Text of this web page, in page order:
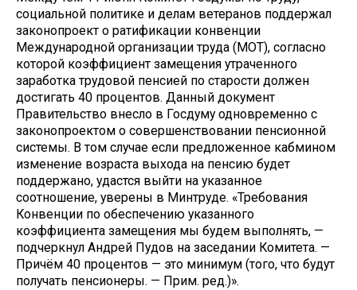
социальной политике и делам ветеранов поддержал
законопроект о ратификации конвенции
Международной организации труда (МОТ), согласно
которой коэффициент замещения утраченного
заработка трудовой пенсией по старости должен
достигать 40 процентов. Данный документ
Правительство внесло в Госдуму одновременно с
законопроектом о совершенствовании пенсионной
системы. В том случае если предложенное кабмином
изменение возраста выхода на пенсию будет
поддержано, удастся выйти на указанное
соотношение, уверены в Минтруде. «Требования
Конвенции по обеспечению указанного
коэффициента замещения мы будем выполнять, —
подчеркнул Андрей Пудов на заседании Комитета. —
Причём 40 процентов — это минимум (того, что будут
получать пенсионеры. — Прим. ред.)».